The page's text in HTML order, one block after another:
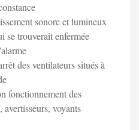
sonore et lumineux
se trouverait enfermée
des ventilateurs situés à
fonctionnement des
voyants